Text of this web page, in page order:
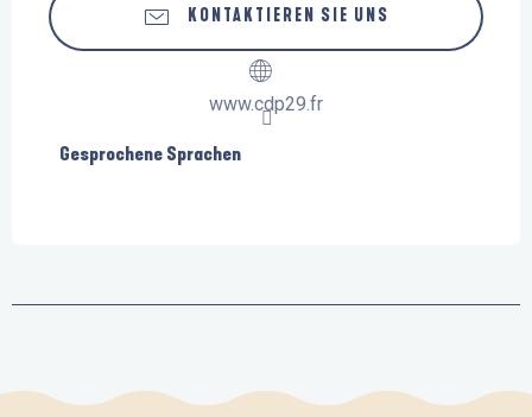
KONTAKTIEREN SIE UNS
www.cdp29.fr
Gesprochene Sprachen
Gesprochene Sprachen